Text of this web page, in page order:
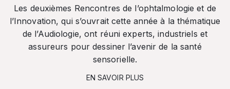
Les deuxièmes Rencontres de l’ophtalmologie et de
l’Innovation, qui s’ouvrait cette année à la thématique
de l’Audiologie, ont réuni experts, industriels et
assureurs pour dessiner l’avenir de la santé
sensorielle.
EN SAVOIR PLUS